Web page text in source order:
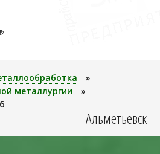
»
металлургии
»
Альметьевск